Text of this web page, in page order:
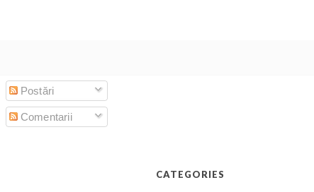
Postări
Comentarii
CATEGORIES